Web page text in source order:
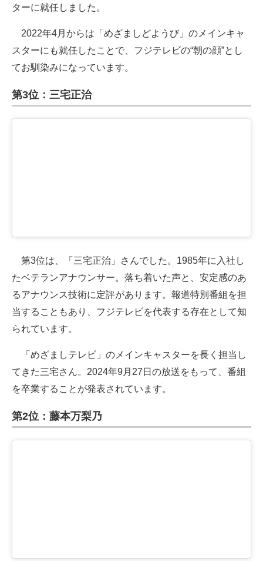
ターに就任しました。
2022年4月からは「めざましどようび」のメインキャ
スターにも就任したことで、フジテレビの“朝の顔”とし
てお馴染みになっています。
第3位：三宅正治
第3位は、「三宅正治」さんでした。1985年に入社し
たベテランアナウンサー。落ち着いた声と、安定感のあ
るアナウンス技術に定評があります。報道特別番組を担
当することもあり、フジテレビを代表する存在として知
られています。
「めざましテレビ」のメインキャスターを長く担当し
てきた三宅さん。2024年9月27日の放送をもって、番組
を卒業することが発表されています。
第2位：藤本万梨乃